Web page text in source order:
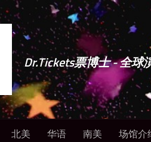
Dr.Tickets票博士 - 全
北美 华语 南美 场馆介